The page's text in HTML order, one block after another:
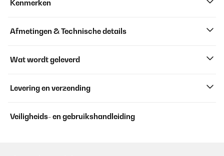
Kenmerken
Afmetingen & Technische details
Wat wordt geleverd
Levering en verzending
Veiligheids- en gebruikshandleiding